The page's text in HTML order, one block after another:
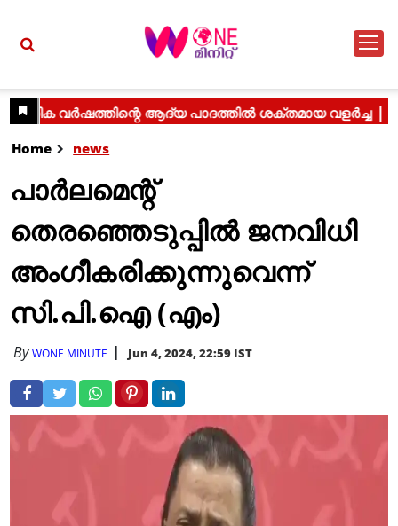
Home news
പാര്‍ലമെന്റ്‌
തെരഞ്ഞെടുപ്പില്‍ ജനവിധി
അംഗീകരിക്കുന്നുവെന്ന്‌
സി.പി.ഐ (എം)
ByWONE MINUTE Jun 4, 2024, 22:59 IST